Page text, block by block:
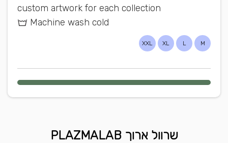
custom artwork for each collection
Machine wash cold
M
L
XL
XXL
שרוול ארוך PLAZMALAB